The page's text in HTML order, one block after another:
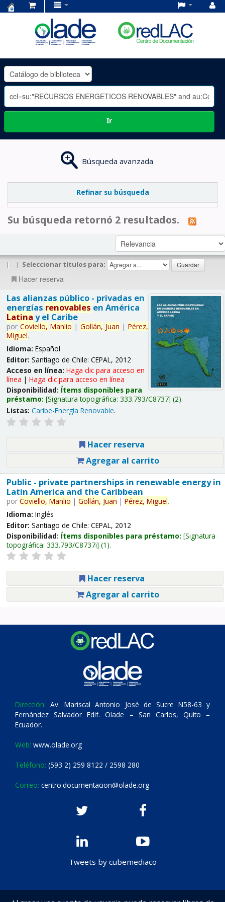
OLADE
-
Ir
Búsqueda avanzada
Refinar su búsqueda
Su búsqueda retornó 2 resultados.
| | Seleccionar títulos para:
Hacer reserva
Las alianzas público - privadas en
energías renovables en América
Latina y el Caribe
por Coviello, Manlio | Gollán, Juan | Pérez,
Miguel.
Idioma: Español
Editor: Santiago de Chile: CEPAL, 2012
Acceso en línea: Haga clic para acceso en
línea | Haga clic para acceso en línea
Disponibilidad: Ítems disponibles para
préstamo: Signatura topográfica: 333.793/C8737 (2).
Listas: Caribe-Energía Renovable.
Hacer reserva
Agregar al carrito
Public - private partnerships in renewable energy in
Latin America and the Caribbean
por Coviello, Manlio | Gollán, Juan | Pérez, Miguel.
Idioma: Inglés
Editor: Santiago de Chile: CEPAL, 2012
Disponibilidad: Ítems disponibles para préstamo: Signatura
topográfica: 333.793/C8737i (1).
Hacer reserva
Agregar al carrito
Dirección: Av. Mariscal Antonio José de Sucre N58-63 y
Fernández Salvador Edif. Olade – San Carlos, Quito –
Ecuador.
Web: www.olade.org
Teléfono: (593 2) 259 8122 / 2598 280
Correo: centro.documentacion@olade.org
Tweets by cubemediaco